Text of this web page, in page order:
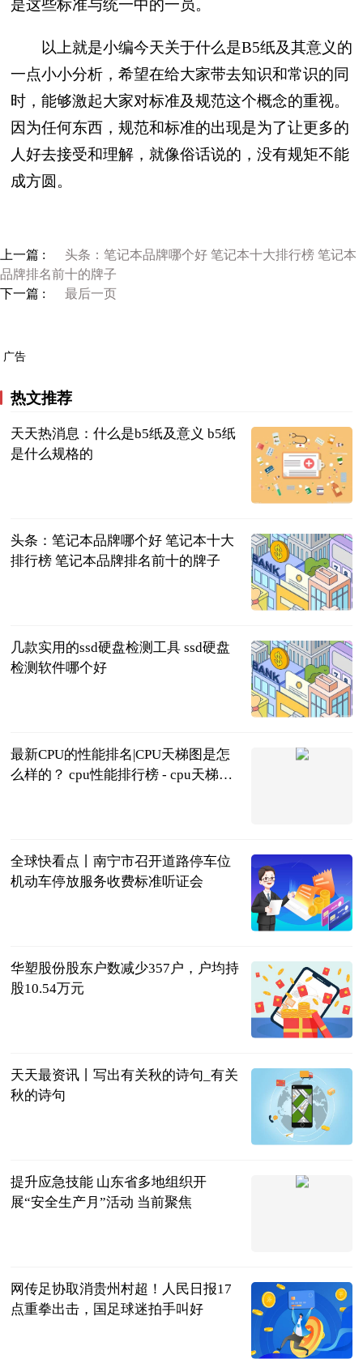
是这些标准与统一中的一员。
以上就是小编今天关于什么是B5纸及其意义的
一点小小分析，希望在给大家带去知识和常识的同
时，能够激起大家对标准及规范这个概念的重视。
因为任何东西，规范和标准的出现是为了让更多的
人好去接受和理解，就像俗话说的，没有规矩不能
成方圆。
上一篇 :
头条：笔记本品牌哪个好 笔记本十大排行榜 笔记本
品牌排名前十的牌子
下一篇 :
最后一页
广告
热文推荐
天天热消息：什么是b5纸及意义 b5纸
是什么规格的
头条：笔记本品牌哪个好 笔记本十大
排行榜 笔记本品牌排名前十的牌子
几款实用的ssd硬盘检测工具 ssd硬盘
检测软件哪个好
最新CPU的性能排名|CPU天梯图是怎
么样的？ cpu性能排行榜 - cpu天梯图
全球快看点丨南宁市召开道路停车位
机动车停放服务收费标准听证会
华塑股份股东户数减少357户，户均持
股10.54万元
天天最资讯丨写出有关秋的诗句_有关
秋的诗句
提升应急技能 山东省多地组织开
展“安全生产月”活动 当前聚焦
网传足协取消贵州村超！人民日报17
点重拳出击，国足球迷拍手叫好